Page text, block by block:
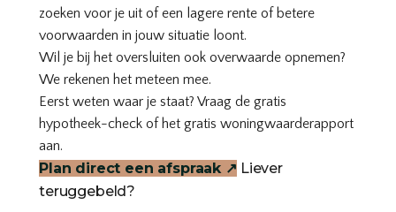
zoeken voor je uit of een lagere rente of betere
voorwaarden in jouw situatie loont.
Wil je bij het oversluiten ook overwaarde opnemen?
We rekenen het meteen mee.
Eerst weten waar je staat? Vraag de gratis
hypotheek-check of het gratis woningwaarderapport
aan.
Plan direct een afspraak ↗ Liever
teruggebeld?